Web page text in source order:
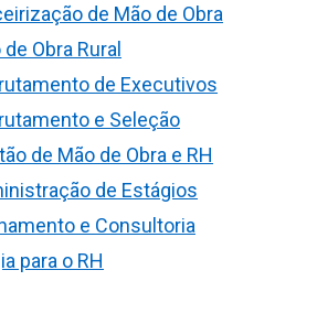
de Mão de Obra
de Obra Rural
de Executivos
e Seleção
de Mão de Obra e RH
de Estágios
e Consultoria
para o RH